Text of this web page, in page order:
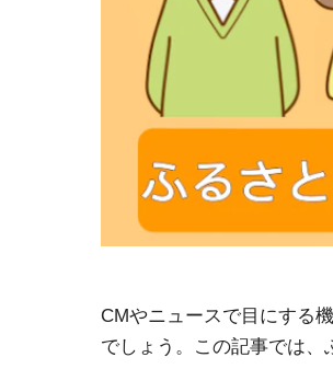
CMやニュースで目にする
でしょう。この記事では、